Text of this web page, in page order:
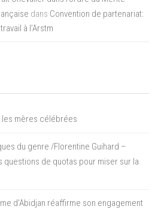
dans Convention de partenariat:
à l’Arstm
les mères célébrées
du genre /Florentine Guihard –
questions de quotas pour miser sur la
d’Abidjan réaffirme son engagement